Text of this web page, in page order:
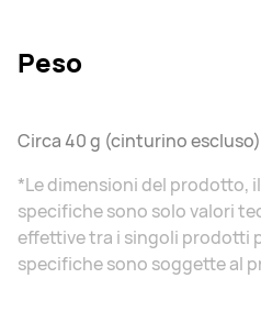
Peso
Circa 40 g (cinturino escluso)
*Le dimensioni del prodotto,
specifiche sono solo valori
effettive tra i singoli prodotti
specifiche sono soggette al